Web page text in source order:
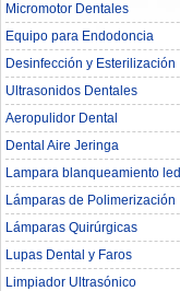
Micromotor Dentales
Equipo para Endodoncia
Desinfección y Esterilización
Ultrasonidos Dentales
Aeropulidor Dental
Dental Aire Jeringa
Lampara blanqueamiento led
dental
Lámparas de Polimerización
Lámparas Quirúrgicas
Lupas Dental y Faros
Limpiador Ultrasónico